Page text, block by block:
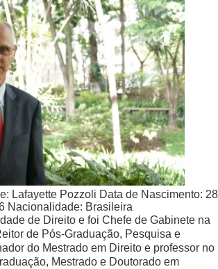
Lafayette Pozzoli Data de Nascimento: 28
Nacionalidade: Brasileira
de Direito e foi Chefe de Gabinete na
de Pós-Graduação, Pesquisa e
do Mestrado em Direito e professor no
Mestrado e Doutorado em